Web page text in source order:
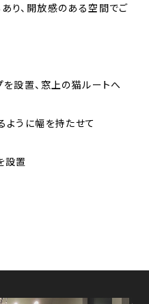
り、開放感のある空間でご
設置、窓上の猫ルートへ
ように幅を持たせて
設置